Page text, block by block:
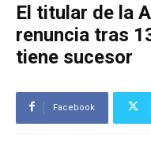
El titular de la
renuncia tras
tiene sucesor
Facebook